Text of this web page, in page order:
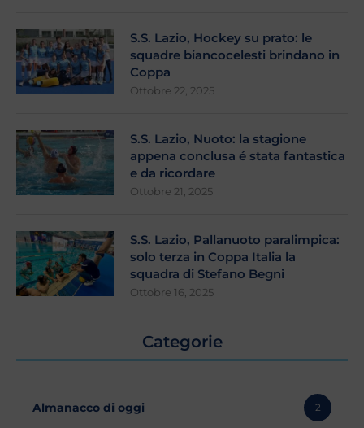
S.S. Lazio, Hockey su prato: le
squadre biancocelesti brindano in
Coppa
Ottobre 22, 2025
S.S. Lazio, Nuoto: la stagione
appena conclusa é stata fantastica
e da ricordare
Ottobre 21, 2025
S.S. Lazio, Pallanuoto paralimpica:
solo terza in Coppa Italia la
squadra di Stefano Begni
Ottobre 16, 2025
Categorie
Almanacco di oggi 2